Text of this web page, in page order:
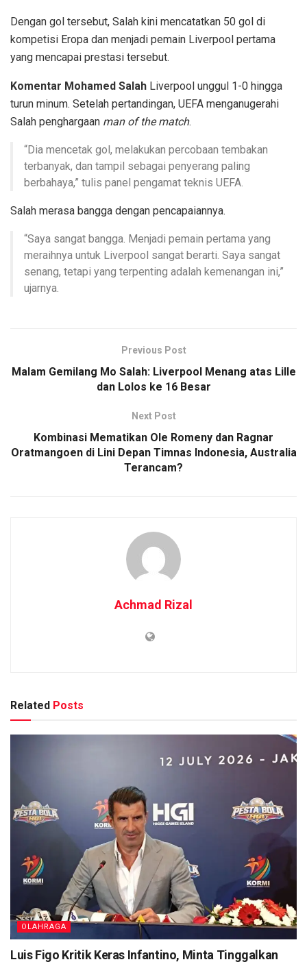
Dengan gol tersebut, Salah kini mencatatkan 50 gol di
kompetisi Eropa dan menjadi pemain Liverpool pertama
yang mencapai prestasi tersebut.
Komentar Mohamed Salah Liverpool unggul 1-0 hingga
turun minum. Setelah pertandingan, UEFA menganugerahi
Salah penghargaan man of the match.
“Dia mencetak gol, melakukan percobaan tembakan
terbanyak, dan tampil sebagai penyerang paling
berbahaya,” tulis panel pengamat teknis UEFA.
Salah merasa bangga dengan pencapaiannya.
“Saya sangat bangga. Menjadi pemain pertama yang
meraihnya untuk Liverpool sangat berarti. Saya sangat
senang, tetapi yang terpenting adalah kemenangan ini,”
ujarnya.
Previous Post
Malam Gemilang Mo Salah: Liverpool Menang atas Lille
dan Lolos ke 16 Besar
Next Post
Kombinasi Mematikan Ole Romeny dan Ragnar
Oratmangoen di Lini Depan Timnas Indonesia, Australia
Terancam?
Achmad Rizal
Related Posts
OLAHRAGA
Luis Figo Kritik Keras Infantino, Minta Tinggalkan